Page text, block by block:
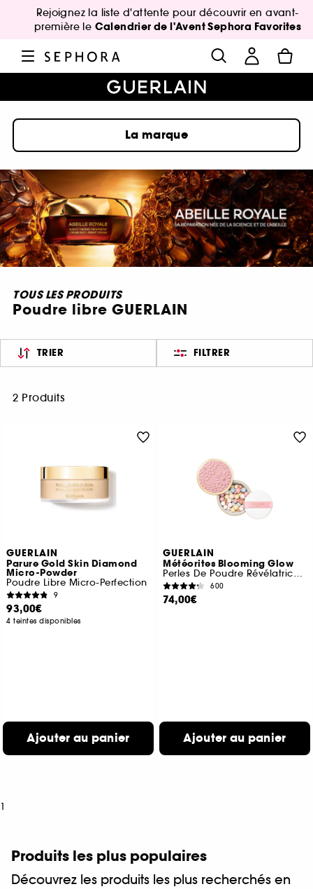
Rejoignez la liste d'attente pour découvrir en avant-
première le Calendrier de l'Avent Sephora Favorites
La marque
TOUS LES PRODUITS
Poudre libre GUERLAIN
TRIER FILTRER
2 Produits
GUERLAIN
Parure Gold Skin Diamond
Micro-Powder
Poudre Libre Micro-Perfection
9
93,00€
4 teintes disponibles
Ajouter au panier
GUERLAIN
Météorites Blooming Glow
Perles De Poudre Révélatrices De Lumière
600
74,00€
Ajouter au panier
1
Produits les plus populaires
Découvrez les produits les plus recherchés en